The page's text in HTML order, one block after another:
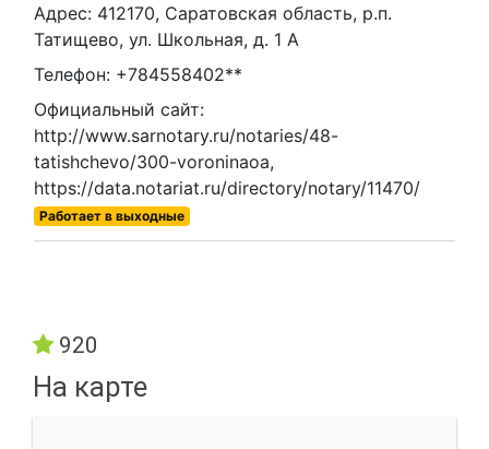
Адрес: 412170, Саратовская область, р.п.
Татищево, ул. Школьная, д. 1 А
Телефон: +784558402**
Официальный сайт:
http://www.sarnotary.ru/notaries/48-
tatishchevo/300-voroninaoa,
https://data.notariat.ru/directory/notary/11470/
Работает в выходные
920
На карте